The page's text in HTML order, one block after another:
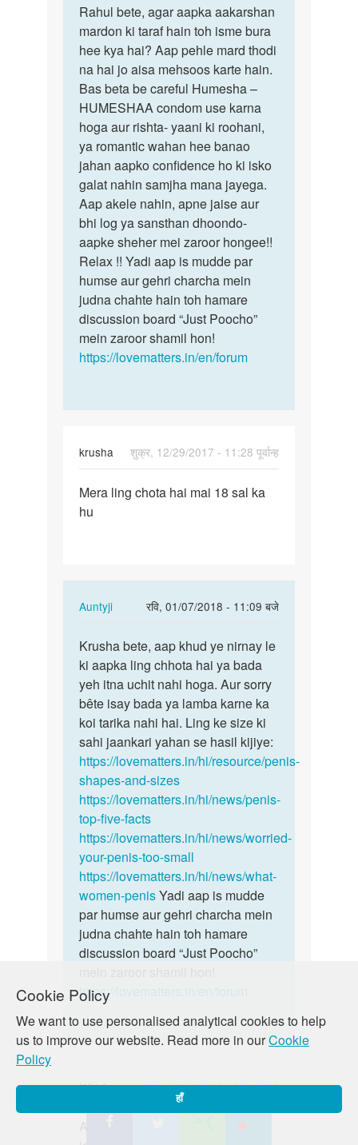
Cookie Policy
We want to use personalised analytical cookies to help
us to improve our website. Read more in ourCookie
Policy
हाँ
to
aunty
ji
mai
ek
boy
hu
aur…
by
rahul
Rahul
bete,
agar
aapka…
Rahul bete, agar aapka aakarshan
mardon ki taraf hain toh isme bura
hee kya hai? Aap pehle mard thodi
na hai jo aisa mehsoos karte hain.
Bas beta be careful Humesha –
HUMESHAA condom use karna
hoga aur rishta- yaani ki roohani,
ya romantic wahan hee banao
jahan aapko confidence ho ki isko
galat nahin samjha mana jayega.
Aap akele nahin, apne jaise aur
bhi log ya sansthan dhoondo-
aapke sheher mei zaroor hongee!!
Relax !! Yadi aap is mudde par
humse aur gehri charcha mein
judna chahte hain toh hamare
discussion board “Just Poocho”
mein zaroor shamil hon!
https://lovematters.in/en/forum
krusha
शुक्र, 12/29/2017 - 11:28 पूर्वान्ह
Mera
ling
Mera ling chota hai mai 18 sal ka
hu
Auntyji
रवि, 01/07/2018 - 11:09 बजे
In
to
Mera
ling
chota
hai
mai
18…
by
krusha
Krusha
bete,
aap
khud
ye…
Krusha bete, aap khud ye nirnay le
ki aapka ling chhota hai ya bada
yeh itna uchit nahi hoga. Aur sorry
bête isay bada ya lamba karne ka
koi tarika nahi hai. Ling ke size ki
sahi jaankari yahan se hasil kijiye:
https://lovematters.in/hi/resource/penis-
shapes-and-sizes
https://lovematters.in/hi/news/penis-
top-five-facts
https://lovematters.in/hi/news/worried-
your-penis-too-small
https://lovematters.in/hi/news/what-
women-penisYadi aap is mudde
par humse aur gehri charcha mein
judna chahte hain toh hamare
discussion board “Just Poocho”
https://lovematters.in/en/forum
jabed
शनि, 02/10/2018 - 02:42 बजे
पर्मालिंक
Anti Ji abi meri Saadi nai Hui ha